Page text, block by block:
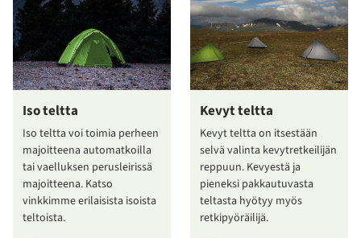
Iso teltta
Iso teltta voi toimia perheen
majoitteena automatkoilla
tai vaelluksen perusleirissä
majoitteena. Katso
vinkkimme erilaisista isoista
teltoista.
Kevyt teltta
Kevyt teltta on itsestään
selvä valinta kevytretkeilijän
reppuun. Kevyestä ja
pieneksi pakkautuvasta
teltasta hyötyy myös
retkipyöräilijä.